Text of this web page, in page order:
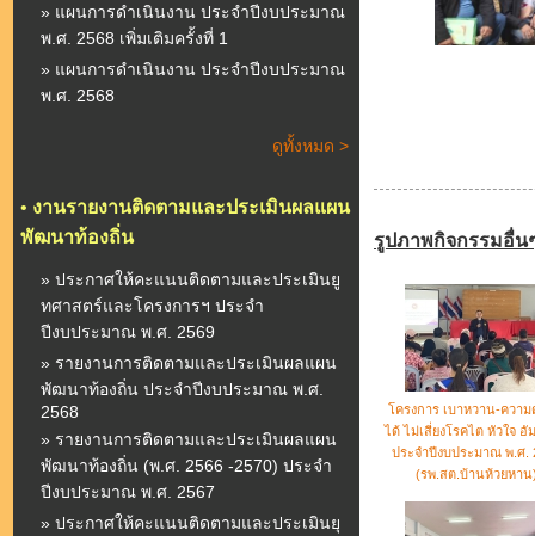
» แผนการดำเนินงาน ประจำปีงบประมาณ
พ.ศ. 2568 เพิ่มเติมครั้งที่ 1
» แผนการดำเนินงาน ประจำปีงบประมาณ
พ.ศ. 2568
ดูทั้งหมด >
• งานรายงานติดตามและประเมินผลแผน
พัฒนาท้องถิ่น
» ประกาศให้คะแนนติดตามและประเมินยู
ทศาสตร์และโครงการฯ ประจำ
ปีงบประมาณ พ.ศ. 2569
» รายงานการติดตามและประเมินผลแผน
พัฒนาท้องถิ่น ประจำปีงบประมาณ พ.ศ.
2568
» รายงานการติดตามและประเมินผลแผน
พัฒนาท้องถิ่น (พ.ศ. 2566 -2570) ประจำ
ปีงบประมาณ พ.ศ. 2567
» ประกาศให้คะแนนติดตามและประเมินยุ
รูปภาพกิจกรรมอื่น
โครงการ เบาหวาน-ควา
ได้ ไม่เสี่ยงโรคไต หัวใจ อั
ประจำปีงบประมาณ พ.ศ.
(รพ.สต.บ้านห้วยหาน